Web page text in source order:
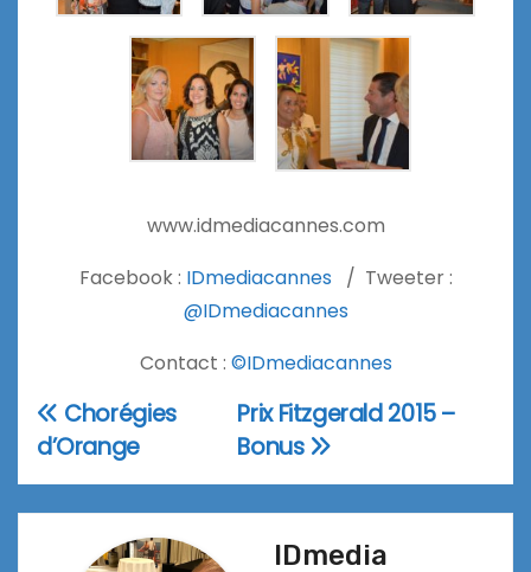
www.idmediacannes.com
Facebook : IDmediacannes / Tweeter :
@IDmediacannes
Contact : ©IDmediacannes
Navigation
de
l’article
Prix Fitzgerald 2015 –
Bonus
Chorégies
d’Orange
IDmedia